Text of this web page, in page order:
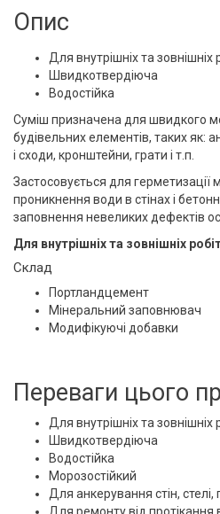
Опис
Для внутрішніх та зовнішніх
Швидкотвердіюча
Водостійка
Суміш призначена для швидкого
будівельних елементів, таких як:
і сходи, кронштейни, грати і т.п.
Застосовується для герметизації
проникнення води в стінах і
заповнення невеликих дефектів
Для внутрішніх та зовнішніх
Склад
Портландцемент
Мінеральний заповнювач
Модифікуючі добавки
Переваги цього
Для внутрішніх та зовнішніх
Швидкотвердіюча
Водостійка
Морозостійкий
Для анкерування стін, стелі,